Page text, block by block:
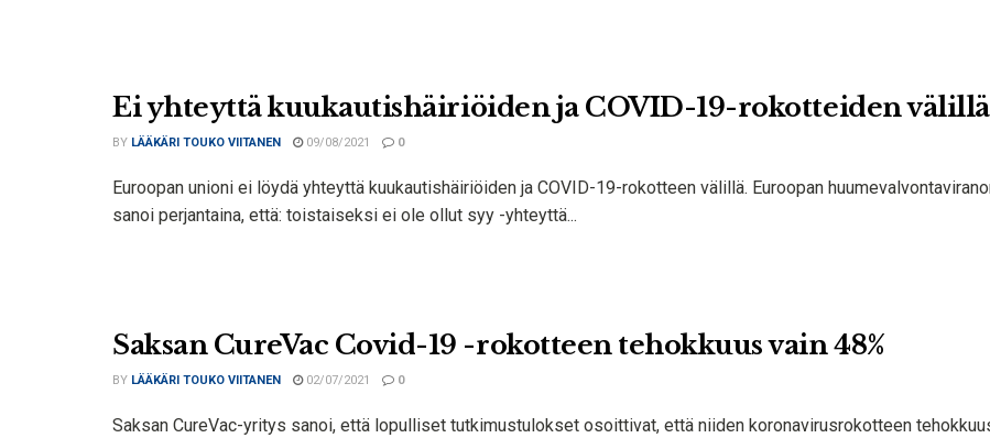
Ei yhteyttä kuukautishäiriöiden ja COVID-19-rokotteiden välillä
BY LÄÄKÄRI TOUKO VIITANEN 09/08/2021 0
Euroopan unioni ei löydä yhteyttä kuukautishäiriöiden ja COVID-19-rokotteen välillä. Euroopan
sanoi perjantaina, että: toistaiseksi ei ole ollut syy -yhteyttä...
Saksan CureVac Covid-19 -rokotteen tehokkuus vain 48%
BY LÄÄKÄRI TOUKO VIITANEN 02/07/2021 0
Saksan CureVac-yritys sanoi, että lopulliset tutkimustulokset osoittivat, että niiden koronavirusrokotteen